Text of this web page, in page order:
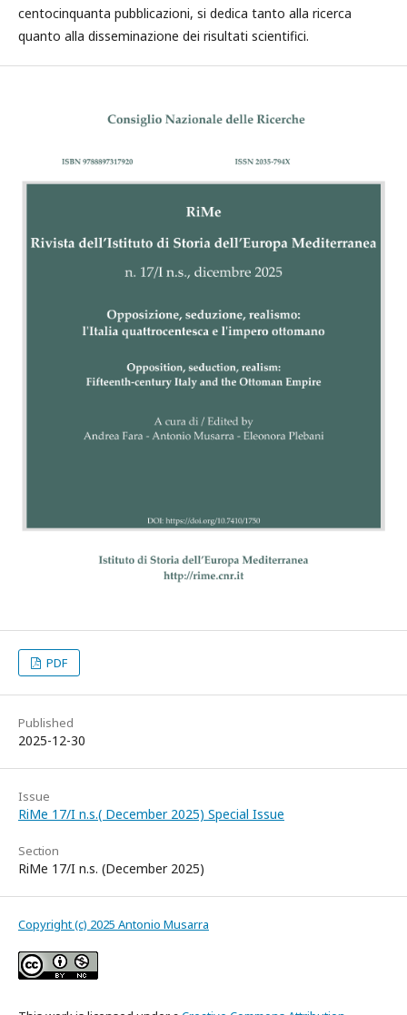
centocinquanta pubblicazioni, si dedica tanto alla ricerca
quanto alla disseminazione dei risultati scientifici.
PDF
Published
2025-12-30
Issue
RiMe 17/I n.s.( December 2025) Special Issue
Section
RiMe 17/I n.s. (December 2025)
Copyright (c) 2025 Antonio Musarra